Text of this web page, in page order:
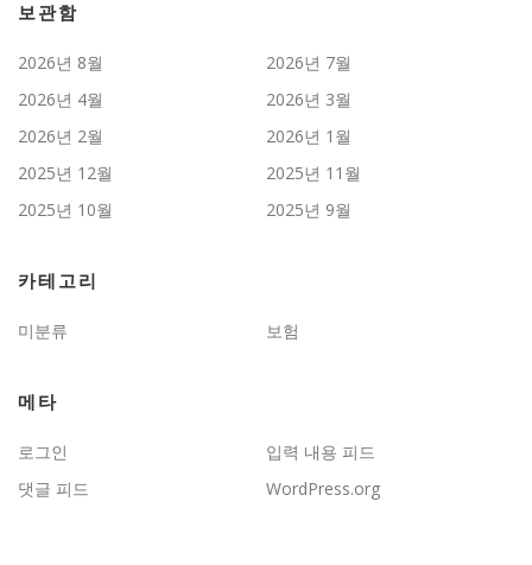
보관함
2026년 8월
2026년 7월
2026년 4월
2026년 3월
2026년 2월
2026년 1월
2025년 12월
2025년 11월
2025년 10월
2025년 9월
카테고리
미분류 보험
메타
로그인
입력 내용 피드
댓글 피드
WordPress.org